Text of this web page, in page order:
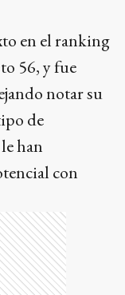
en el ranking
56, y fue
notar su
de
han
con